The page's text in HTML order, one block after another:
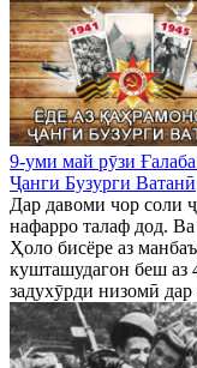
9-уми май рӯзи
Ҷанги Бузурги Ватанӣ
Дар давоми чор соли
нафарро талаф дод.
Ҳоло бисёре аз
кушташудагон беш аз
задухӯрди низомӣ дар